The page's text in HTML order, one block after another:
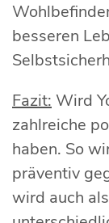
besseren
Fazit:Wird
zahlreiche
haben. So
präventiv
wird auch